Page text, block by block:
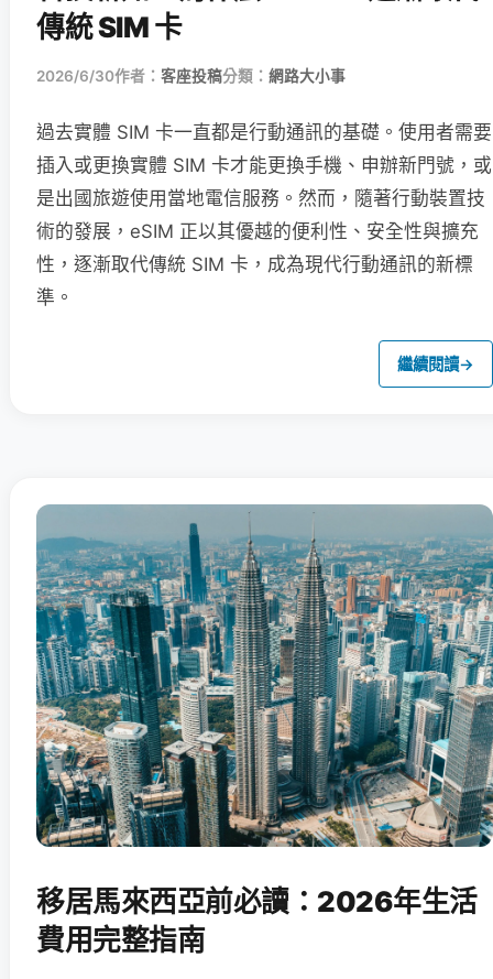
傳統 SIM 卡
2026/6/30作者： 客座投稿分類： 網路大小事
過去實體 SIM 卡一直都是行動通訊的基礎。使用者需要
插入或更換實體 SIM 卡才能更換手機、申辦新門號，或
是出國旅遊使用當地電信服務。然而，隨著行動裝置技
術的發展，eSIM 正以其優越的便利性、安全性與擴充
性，逐漸取代傳統 SIM 卡，成為現代行動通訊的新標
準。
繼續閱讀→
移居馬來西亞前必讀：2026年生活
費用完整指南